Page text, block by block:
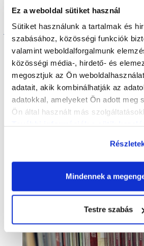
Ez a weboldal sütiket használ
Sütiket használunk a tartalmak és
szabásához, közösségi funkciók
valamint weboldalforgalmunk
közösségi média-, hirdető- és
megosztjuk az Ön
adatait, akik kombinálhatják az
adatokkal, amelyeket Ön adott meg
Ön által használt más
Mindennek a
Testre szabás
Kapcsolódó
Adatbázisaink
Kölcsönözhető